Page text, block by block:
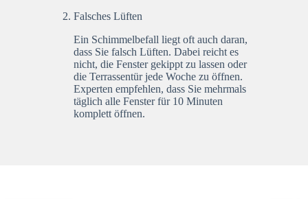
Falsches Lüften
Ein Schimmelbefall liegt oft auch daran,
dass Sie falsch Lüften. Dabei reicht es
nicht, die Fenster gekippt zu lassen oder
die Terrassentür jede Woche zu öffnen.
Experten empfehlen, dass Sie mehrmals
täglich alle Fenster für 10 Minuten
komplett öffnen.